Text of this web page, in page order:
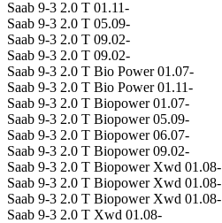
Saab 9-3 2.0 T 01.11-
Saab 9-3 2.0 T 05.09-
Saab 9-3 2.0 T 09.02-
Saab 9-3 2.0 T 09.02-
Saab 9-3 2.0 T Bio Power 01.07-
Saab 9-3 2.0 T Bio Power 01.11-
Saab 9-3 2.0 T Biopower 01.07-
Saab 9-3 2.0 T Biopower 05.09-
Saab 9-3 2.0 T Biopower 06.07-
Saab 9-3 2.0 T Biopower 09.02-
Saab 9-3 2.0 T Biopower Xwd 01.08-
Saab 9-3 2.0 T Biopower Xwd 01.08-
Saab 9-3 2.0 T Biopower Xwd 01.08-
Saab 9-3 2.0 T Xwd 01.08-